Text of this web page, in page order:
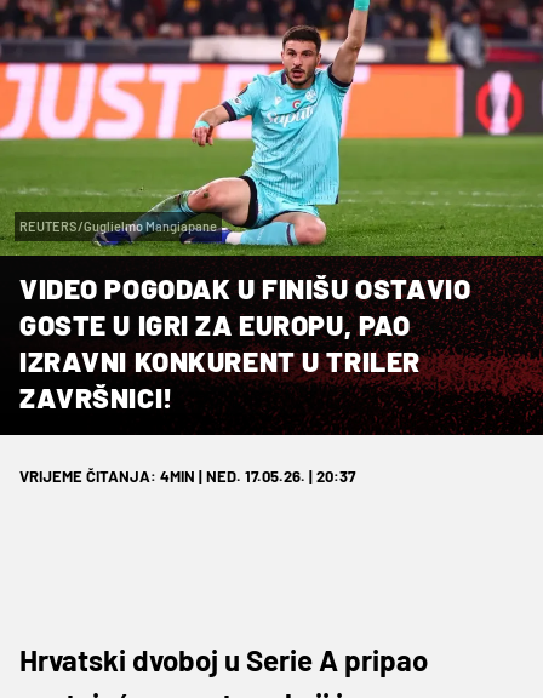
REUTERS/Guglielmo Mangiapane
VIDEO POGODAK U FINIŠU OSTAVIO
GOSTE U IGRI ZA EUROPU, PAO
IZRAVNI KONKURENT U TRILER
ZAVRŠNICI!
VRIJEME ČITANJA: 4MIN | NED. 17.05.26. | 20:37
Hrvatski dvoboj u Serie A pripao